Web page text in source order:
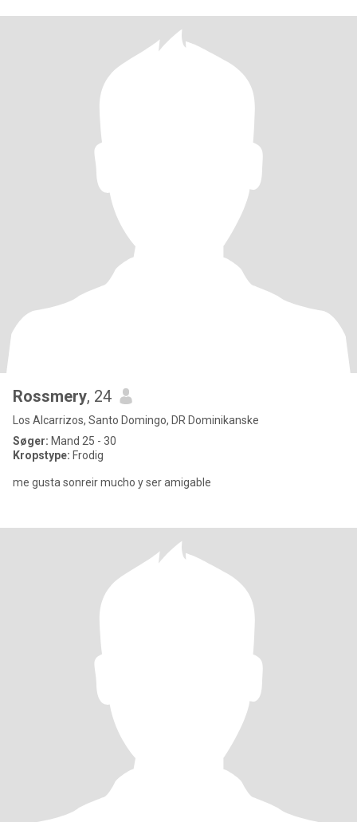
Rossmery, 24
Los Alcarrizos, Santo Domingo, DR Dominikanske
Søger: Mand 25 - 30
Kropstype: Frodig
me gusta sonreir mucho y ser amigable